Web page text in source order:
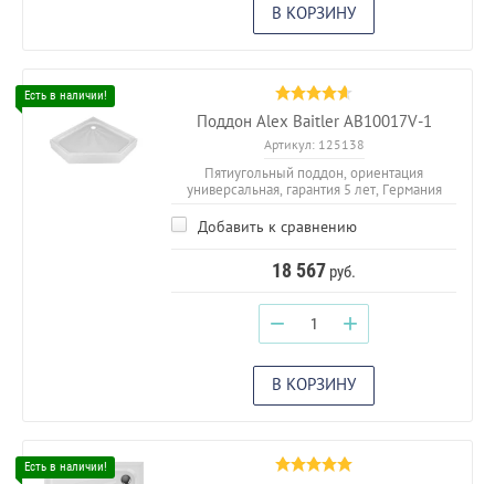
В КОРЗИНУ
Поддон Alex Baitler АВ10017V-1
Артикул:125138
Пятиугольный поддон, ориентация
универсальная, гарантия 5 лет, Германия
Добавить к сравнению
18 567 руб.
− +
В КОРЗИНУ